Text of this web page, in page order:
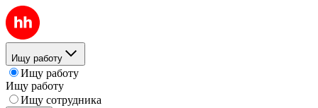
Ищу работу
Ищу работу
Ищу работу
Ищу сотрудника